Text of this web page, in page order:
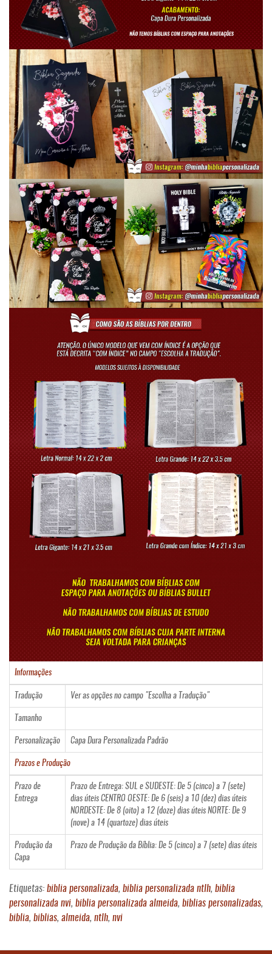
Informações
Tradução Ver as opções no campo "Escolha a Tradução"
Tamanho
Personalização Capa Dura Personalizada Padrão
Prazos e Produção
Prazo de
Entrega
Prazo de Entrega: SUL e SUDESTE: De 5 (cinco) a 7 (sete)
dias úteis CENTRO OESTE: De 6 (seis) a 10 (dez) dias úteis
NORDESTE: De 8 (oito) a 12 (doze) dias úteis NORTE: De 9
(nove) a 14 (quartoze) dias úteis
Produção da
Capa
Prazo de Produção da Bíblia: De 5 (cinco) a 7 (sete) dias úteis
Etiquetas: biblia personalizada, biblia personalizada ntlh, biblia
personalizada nvi, biblia personalizada almeida, biblias personalizadas,
biblia, biblias, almeida, ntlh, nvi